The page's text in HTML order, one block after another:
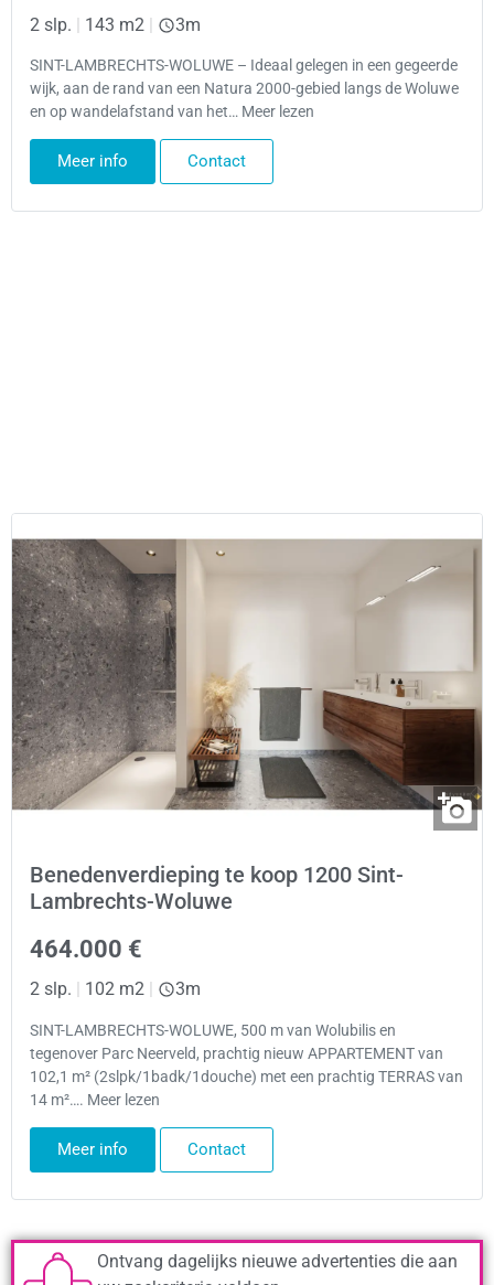
2 slp. | 143 m2 | 3m
SINT-LAMBRECHTS-WOLUWE – Ideaal gelegen in een gegeerde
wijk, aan de rand van een Natura 2000-gebied langs de Woluwe
en op wandelafstand van het… Meer lezen
Meer info Contact
Benedenverdieping te koop 1200 Sint-
Lambrechts-Woluwe
464.000 €
2 slp. 102 m2 3m
SINT-LAMBRECHTS-WOLUWE, 500 m van Wolubilis en
tegenover Parc Neerveld, prachtig nieuw APPARTEMENT van
102,1 m² (2slpk/1badk/1douche) met een prachtig TERRAS van
14 m²…. Meer lezen
Meer info Contact
Ontvang dagelijks nieuwe advertenties die aan